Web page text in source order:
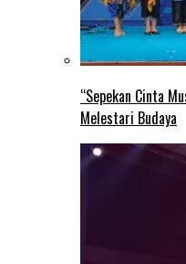
“Sepekan Cinta
Melestari Budaya